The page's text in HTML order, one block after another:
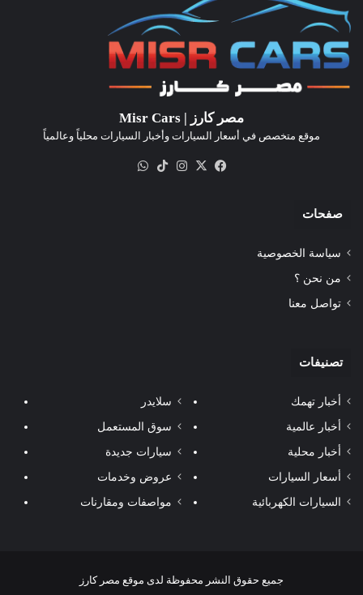
مصر كارز | Misr Cars
موقع متخصص في أسعار السيارات وأخبار السيارات محلياً وعالمياً
فيسبوك
‫X انستقرام‫TikTok
صفحات
سياسة الخصوصية
من نحن ؟
تواصل معنا
تصنيفات
أخبار تهمك
أخبار عالمية
أخبار محلية
أسعار السيارات
السيارات الكهربائية
سلايدر
سوق المستعمل
سيارات جديدة
عروض وخدمات
مواصفات ومقارنات
جميع حقوق النشر محفوظة لدى موقع مصر كارز